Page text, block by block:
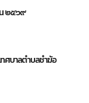
๒๕๖๙
ทศบาลตำบลชำฆ้อ